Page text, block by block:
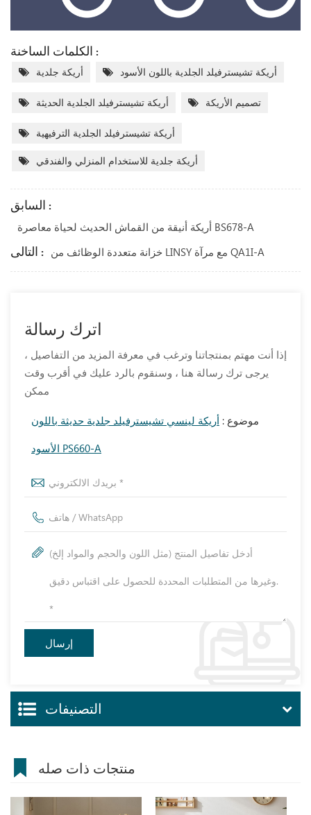
الكلمات الساخنة :
أريكة جلدية أريكة تشيسترفيلد الجلدية باللون الأسود
أريكة تشيسترفيلد الجلدية الحديثة تصميم الأريكة
أريكة تشيسترفيلد الجلدية الترفيهية
أريكة جلدية للاستخدام المنزلي والفندقي
السابق :
أريكة أنيقة من القماش الحديث لحياة معاصرة BS678-A
التالى : خزانة متعددة الوظائف من LINSY مع مرآة QA1I-A
اترك رسالة
إذا أنت مهتم بمنتجاتنا وترغب في معرفة المزيد من التفاصيل ،
يرجى ترك رسالة هنا ، وسنقوم بالرد عليك في أقرب وقت
ممكن
موضوع : أريكة لينسي تشيسترفيلد جلدية حديثة باللون
الأسود PS660-A
التصنيفات
منتجات ذات صله